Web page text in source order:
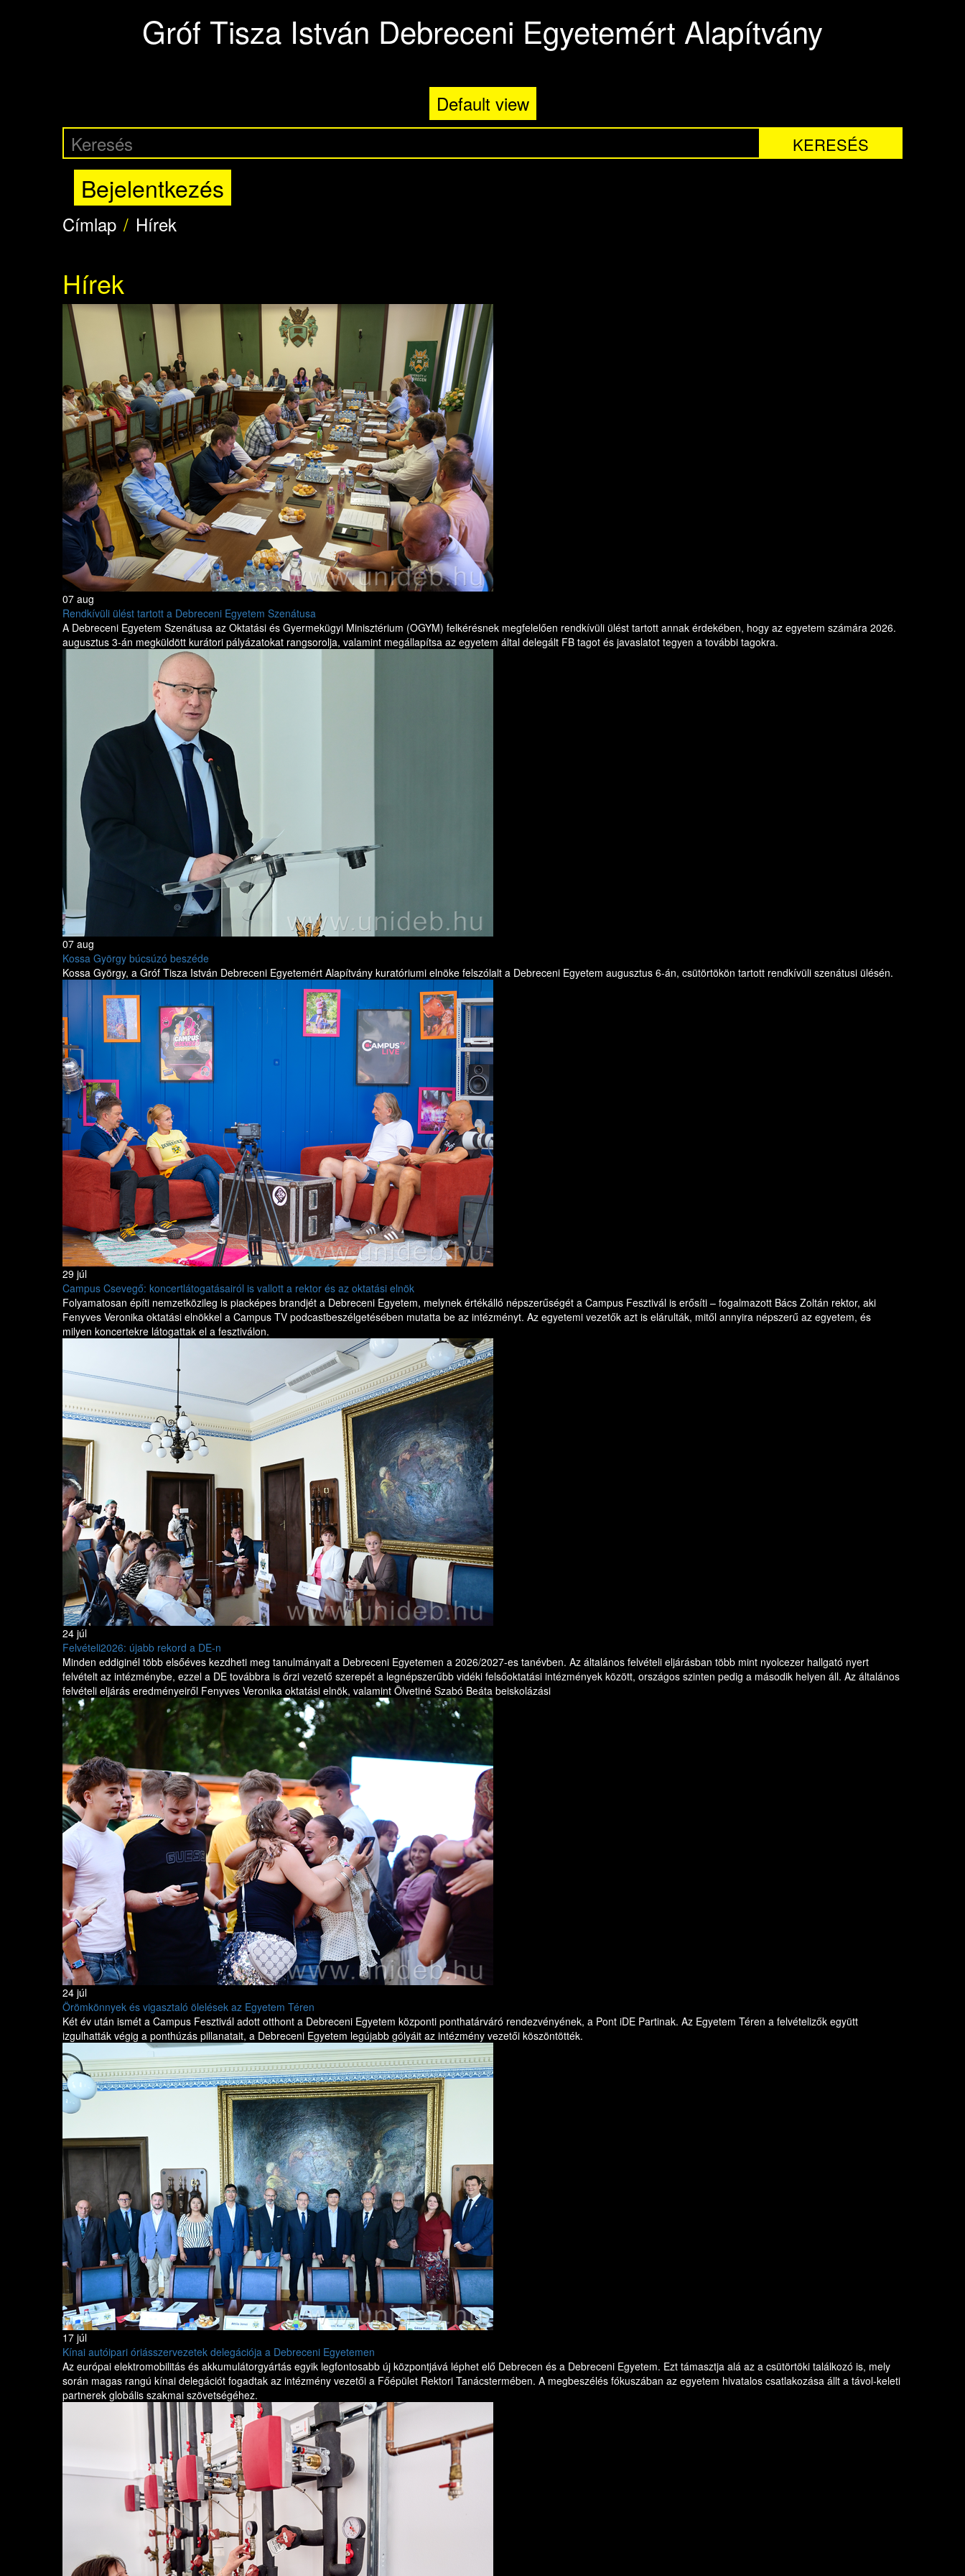
Gróf Tisza István Debreceni Egyetemért Alapítvány
Default view
KERESÉS
Bejelentkezés
Címlap Hírek
Hírek
07 aug
Rendkívüli ülést tartott a Debreceni Egyetem Szenátusa
A Debreceni Egyetem Szenátusa az Oktatási és Gyermekügyi Minisztérium (OGYM) felkérésnek megfelelően rendkívüli ülést tartott annak érdekében, hogy az egyetem számára 2026.
augusztus 3-án megküldött kurátori pályázatokat rangsorolja, valamint megállapítsa az egyetem által delegált FB tagot és javaslatot tegyen a további tagokra.
07 aug
Kossa György búcsúzó beszéde
Kossa György, a Gróf Tisza István Debreceni Egyetemért Alapítvány kuratóriumi elnöke felszólalt a Debreceni Egyetem augusztus 6-án, csütörtökön tartott rendkívüli szenátusi ülésén.
29 júl
Campus Csevegő: koncertlátogatásairól is vallott a rektor és az oktatási elnök
Folyamatosan építi nemzetközileg is piacképes brandjét a Debreceni Egyetem, melynek értékálló népszerűségét a Campus Fesztivál is erősíti – fogalmazott Bács Zoltán rektor, aki
Fenyves Veronika oktatási elnökkel a Campus TV podcastbeszélgetésében mutatta be az intézményt. Az egyetemi vezetők azt is elárulták, mitől annyira népszerű az egyetem, és
milyen koncertekre látogattak el a fesztiválon.
24 júl
Felvételi2026: újabb rekord a DE-n
Minden eddiginél több elsőéves kezdheti meg tanulmányait a Debreceni Egyetemen a 2026/2027-es tanévben. Az általános felvételi eljárásban több mint nyolcezer hallgató nyert
felvételt az intézménybe, ezzel a DE továbbra is őrzi vezető szerepét a legnépszerűbb vidéki felsőoktatási intézmények között, országos szinten pedig a második helyen áll. Az általános
felvételi eljárás eredményeiről Fenyves Veronika oktatási elnök, valamint Ölvetiné Szabó Beáta beiskolázási
24 júl
Örömkönnyek és vigasztaló ölelések az Egyetem Téren
Két év után ismét a Campus Fesztivál adott otthont a Debreceni Egyetem központi ponthatárváró rendezvényének, a Pont iDE Partinak. Az Egyetem Téren a felvételizők együtt
izgulhatták végig a ponthúzás pillanatait, a Debreceni Egyetem legújabb gólyáit az intézmény vezetői köszöntötték.
17 júl
Kínai autóipari óriásszervezetek delegációja a Debreceni Egyetemen
Az európai elektromobilitás és akkumulátorgyártás egyik legfontosabb új központjává léphet elő Debrecen és a Debreceni Egyetem. Ezt támasztja alá az a csütörtöki találkozó is, mely
során magas rangú kínai delegációt fogadtak az intézmény vezetői a Főépület Rektori Tanácstermében. A megbeszélés fókuszában az egyetem hivatalos csatlakozása állt a távol-keleti
partnerek globális szakmai szövetségéhez.